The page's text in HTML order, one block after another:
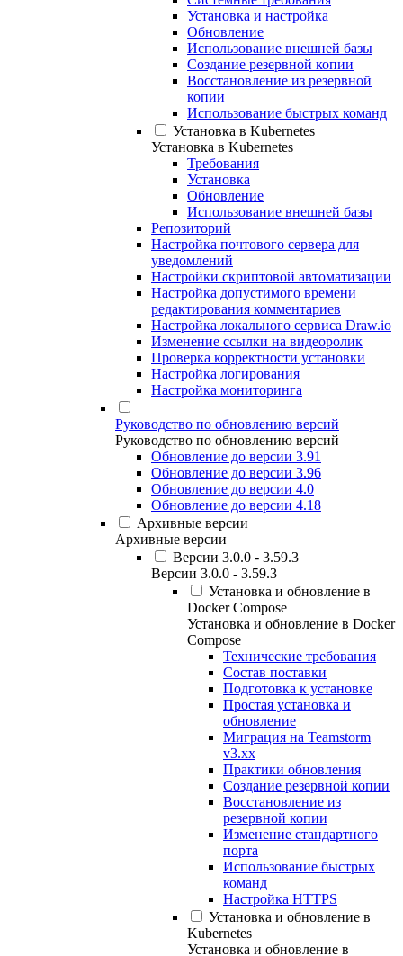
Установка и настройка
Обновление
Использование внешней базы
Создание резервной копии
Восстановление из резервной
копии
Использование быстрых команд
Установка в Kubernetes
Установка в Kubernetes
Требования
Установка
Обновление
Использование внешней базы
Репозиторий
Настройка почтового сервера для
уведомлений
Настройки скриптовой автоматизации
Настройка допустимого времени
редактирования комментариев
Настройка локального сервиса Draw.io
Изменение ссылки на видеоролик
Проверка корректности установки
Настройка логирования
Настройка мониторинга
Руководство по обновлению версий
Руководство по обновлению версий
Обновление до версии 3.91
Обновление до версии 3.96
Обновление до версии 4.0
Обновление до версии 4.18
Архивные версии
Архивные версии
Версии 3.0.0 - 3.59.3
Версии 3.0.0 - 3.59.3
Установка и обновление в
Docker Compose
Установка и обновление в Docker
Compose
Технические требования
Состав поставки
Подготовка к установке
Простая установка и
обновление
Миграция на Teamstorm
v3.xx
Практики обновления
Создание резервной копии
Восстановление из
резервной копии
Изменение стандартного
порта
Использование быстрых
команд
Настройка HTTPS
Установка и обновление в
Kubernetes
Установка и обновление в